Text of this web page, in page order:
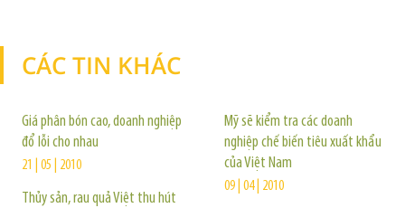
CÁC TIN KHÁC
Giá phân bón cao, doanh nghiệp
đổ lỗi cho nhau
21 | 05 | 2010
Thủy sản, rau quả Việt thu hút
Mỹ sẽ kiểm tra các doanh
nghiệp chế biến tiêu xuất khẩu
của Việt Nam
09 | 04 | 2010